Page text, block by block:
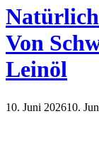
Von
Leinöl
10. Juni 202610.